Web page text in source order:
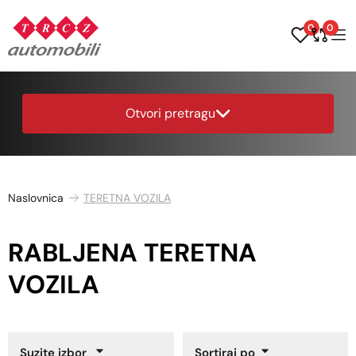
0 0
Otvori pretragu
Naslovnica TERETNA VOZILA
RABLJENA TERETNA
VOZILA
Suzite izbor Sortiraj po